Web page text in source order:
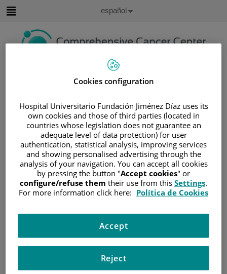
contenido
de
idioma
Idioma
Español
Inicio/ÁREA DEL PACIENTE
/SOBRE EL CÁNCER
/INFORMACIÓN Y SOPORTE AL PACIENTE
/TIPOS DE CÁNCER
/ÁREA DE NEOPLASIAS HEMATOLÓGICAS
/LINFOMAS/LINFOMA DE HODGKIN
/TIPOS DE LINFOMA DE HODGKIN
Tipos de Linfoma de Hodgkin
LH clásico
Cookies configuration
Hospital Universitario Fundación Jiménez Díaz uses its
own cookies and those of third parties (located in
countries whose legislation does not guarantee an
adequate level of data protection) for user
authentication, statistical analysis, improving services
and showing personalised advertising through the
analysis of your navigation. You can accept all cookies
by pressing the button "Accept cookies" or
configure/refuse them their use from this Settings.
For more information click here: Política de Cookies
Reject
Accept